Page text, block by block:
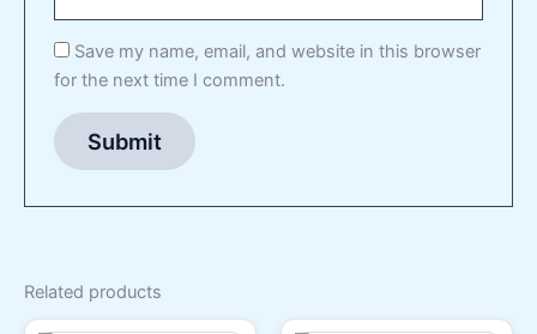
Save my name, email, and website in this browser
for the next time I comment.
Related products